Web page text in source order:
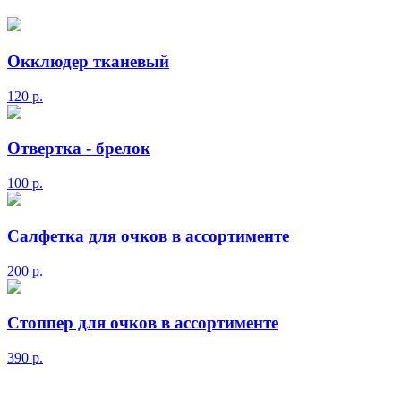
Окклюдер тканевый
120 р.
Отвертка - брелок
100 р.
Салфетка для очков в ассортименте
200 р.
Стоппер для очков в ассортименте
390 р.